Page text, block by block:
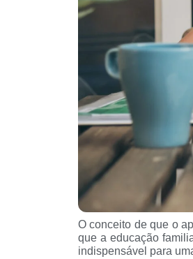
O conceito de que o
que a educação
indispensável para